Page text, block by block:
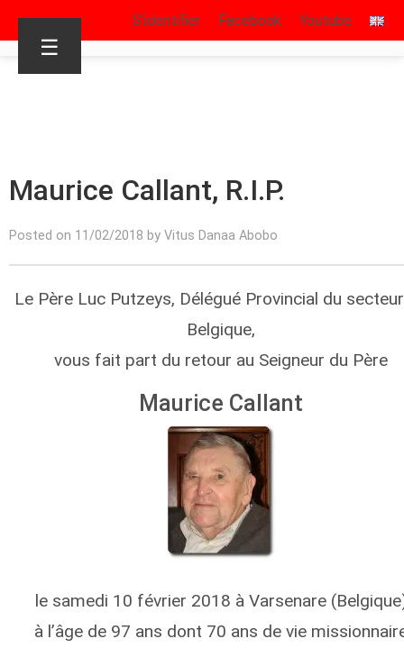
S’identifier Facebook Youtube
☰
Maurice Callant, R.I.P.
Posted on 11/02/2018 by Vitus Danaa Abobo
Le Père Luc Putzeys, Délégué Provincial du
Belgique,
vous fait part du retour au Seigneur du Père
Maurice Callant
le samedi 10 février 2018 à Varsenare
à l’âge de 97 ans dont 70 ans de vie